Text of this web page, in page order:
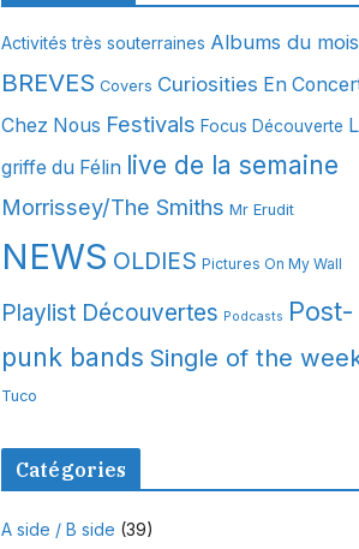
e
s
Activités très souterraines Albums du mois
BREVES Covers Curiosities En
Chez Nous Festivals Focus Découverte
griffe du Félin live de la semaine
Morrissey/The Smiths Mr Erudit
NEWS OLDIES Pictures On My Wall
Playlist Découvertes Podcasts Post-
punk bands Single of the
Tuco
Catégories
A side / B side (39)